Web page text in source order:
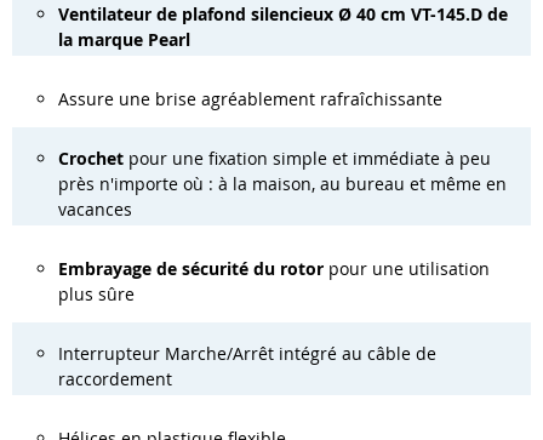
Ventilateur de plafond silencieux Ø 40 cm VT-145.D de
la marque Pearl
Assure une brise agréablement rafraîchissante
Crochet pour une fixation simple et immédiate à peu
près n'importe où : à la maison, au bureau et même en
vacances
Embrayage de sécurité du rotor pour une utilisation
plus sûre
Interrupteur Marche/Arrêt intégré au câble de
raccordement